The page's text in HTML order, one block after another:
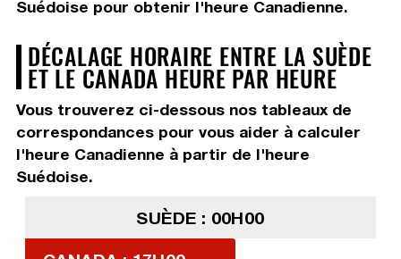
Suédoise pour obtenir l'heure Canadienne.
DÉCALAGE HORAIRE ENTRE LA SUÈDE
ET LE CANADA HEURE PAR HEURE
Vous trouverez ci-dessous nos tableaux de
correspondances pour vous aider à calculer
l'heure Canadienne à partir de l'heure
Suédoise.
SUÈDE : 00H00